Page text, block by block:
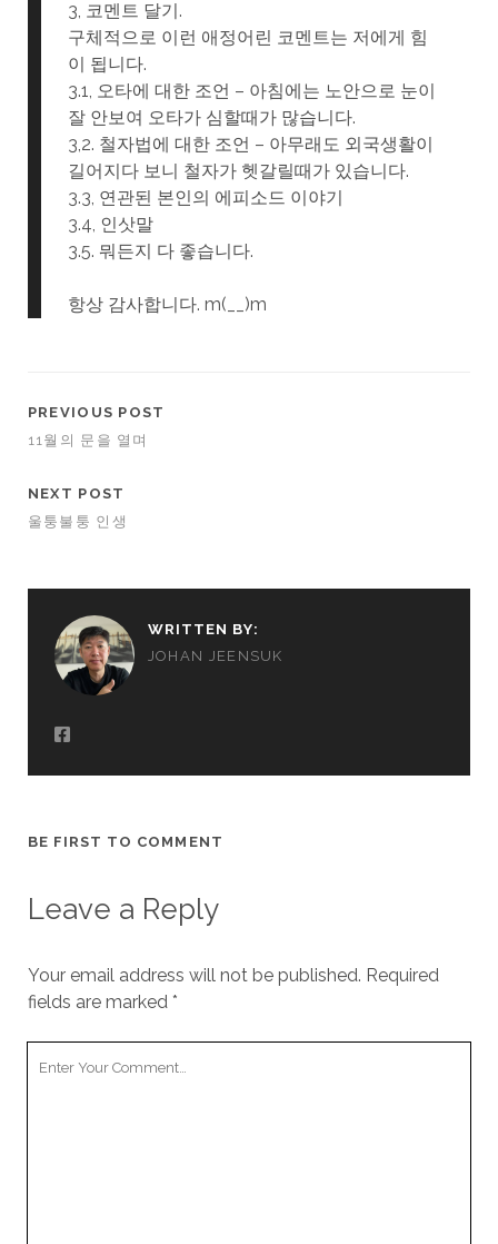
3, 코멘트 달기.
구체적으로 이런 애정어린 코멘트는 저에게 힘
이 됩니다.
3.1, 오타에 대한 조언 – 아침에는 노안으로 눈이
잘 안보여 오타가 심할때가 많습니다.
3,2. 철자법에 대한 조언 – 아무래도 외국생활이
길어지다 보니 철자가 헷갈릴때가 있습니다.
3.3, 연관된 본인의 에피소드 이야기
3.4, 인삿말
3.5. 뭐든지 다 좋습니다.
항상 감사합니다. m(__)m
PREVIOUS POST
11월의 문을 열며
NEXT POST
울퉁불퉁 인생
WRITTEN BY:
JOHAN JEENSUK
BE FIRST TO COMMENT
Leave a Reply
Your email address will not be published. Required
fields are marked *